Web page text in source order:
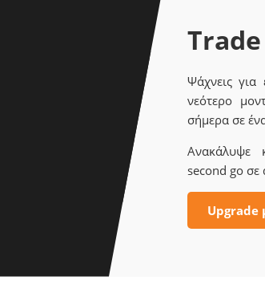
Ψάχνεις
νεότερο
σήμερα σε
Ανακάλυψε
second go σε
Upgrade